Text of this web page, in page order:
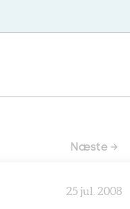
Næste →
25 jul. 2008